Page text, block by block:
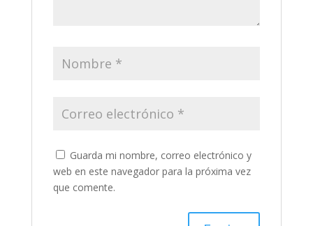
Guarda mi nombre, correo electrónico y
web en este navegador para la próxima vez
que comente.